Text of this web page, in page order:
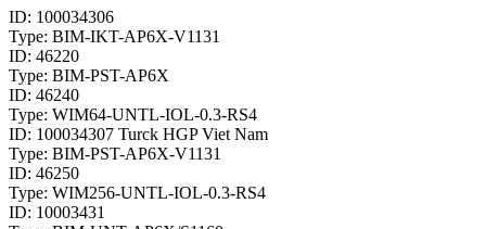
ID: 100034306
Type: BIM-IKT-AP6X-V1131
ID: 46220
Type: BIM-PST-AP6X
ID: 46240
Type: WIM64-UNTL-IOL-0.3-RS4
ID: 100034307 Turck HGP Viet Nam
Type: BIM-PST-AP6X-V1131
ID: 46250
Type: WIM256-UNTL-IOL-0.3-RS4
ID: 10003431